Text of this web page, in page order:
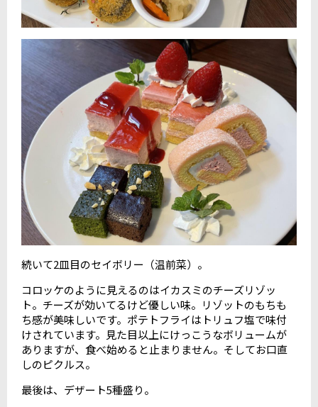
続いて2皿目のセイボリー（温前菜）。
コロッケのように見えるのはイカスミのチーズリゾッ
ト。チーズが効いてるけど優しい味。リゾットのもちも
ち感が美味しいです。ポテトフライはトリュフ塩で味付
けされています。見た目以上にけっこうなボリュームが
ありますが、食べ始めると止まりません。そしてお口直
しのピクルス。
最後は、デザート5種盛り。